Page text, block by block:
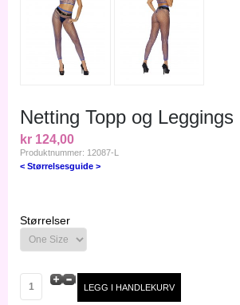
Netting Topp og Leggings
kr 124,00
Produktnummer: 12087-L
< Størrelsesguide >
Størrelser